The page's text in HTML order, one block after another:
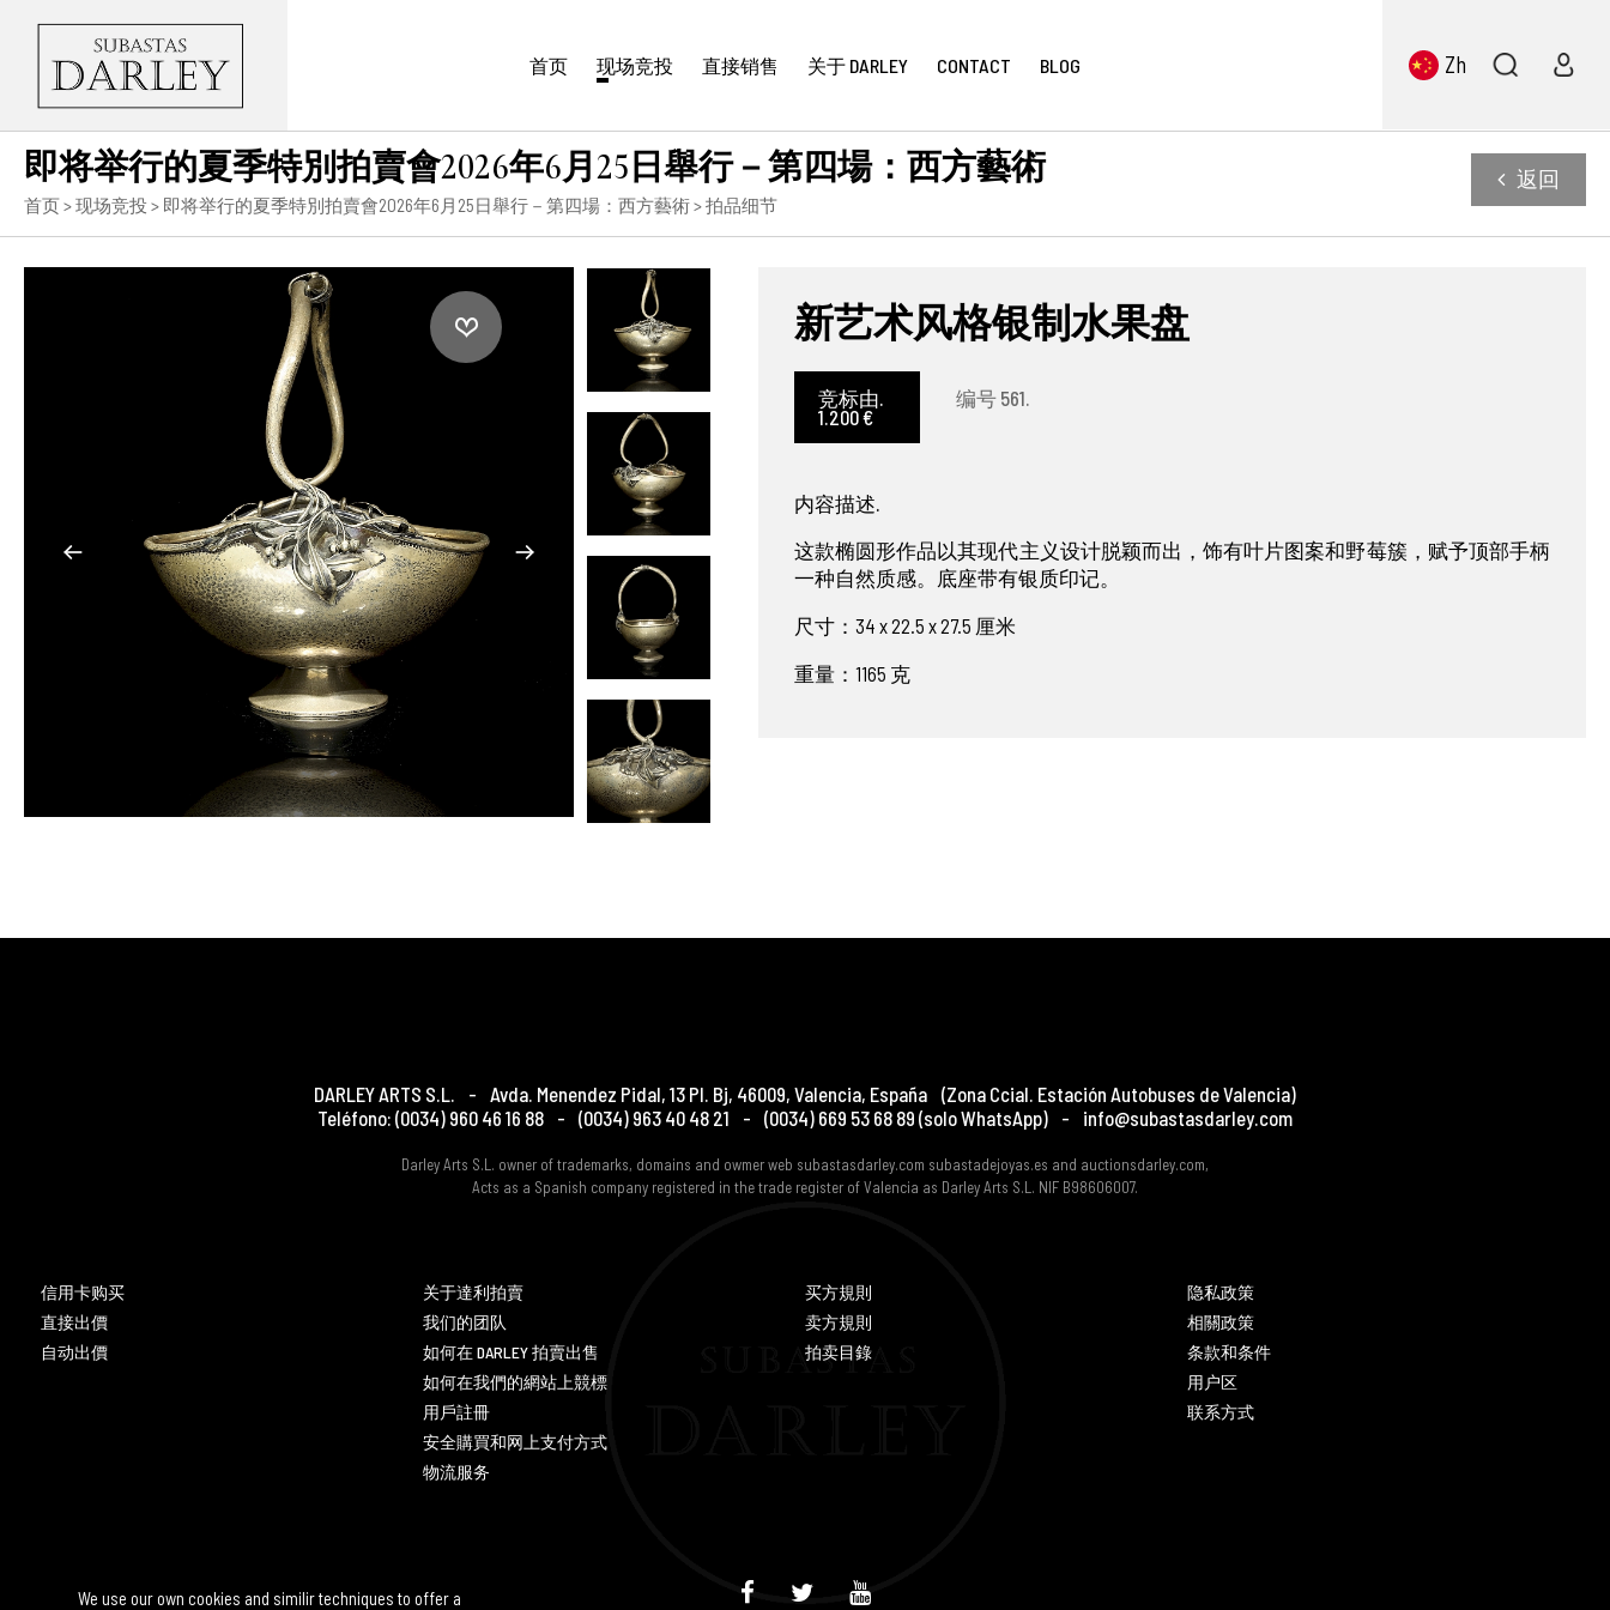
We use our own cookies and similir techniques to offer a
首页 现场竞投 直接销售 关于 DARLEY CONTACT BLOG Zh
即将举行的夏季特別拍賣會2026年6月25日舉行－第四場：西方藝術
首页>现场竞投> 即将举行的夏季特別拍賣會2026年6月25日舉行－第四場：西方藝術> 拍品细节
返回
新艺术风格银制水果盘
竞标由.
1.200 €
编号 561.
内容描述.
这款椭圆形作品以其现代主义设计脱颖而出，饰有叶片图案和野莓簇，赋予顶部手柄
一种自然质感。底座带有银质印记。
尺寸：34 x 22.5 x 27.5 厘米
重量：1165 克
DARLEY ARTS S.L. - Avda. Menendez Pidal, 13 Pl. Bj, 46009, Valencia, España (Zona Ccial. Estación Autobuses de Valencia)
Teléfono: (0034) 960 46 16 88 - (0034) 963 40 48 21 - (0034) 669 53 68 89 (solo WhatsApp) - info@subastasdarley.com
Darley Arts S.L. owner of trademarks, domains and owmer web subastasdarley.com subastadejoyas.es and auctionsdarley.com,
Acts as a Spanish company registered in the trade register of Valencia as Darley Arts S.L. NIF B98606007.
信用卡购买
直接出價
自动出價
关于達利拍賣
我们的团队
如何在 DARLEY 拍賣出售
如何在我們的網站上競標
用戶註冊
安全購買和网上支付方式
物流服务
买方規則
卖方規則
拍卖目錄
隐私政策
相關政策
条款和条件
用户区
联系方式